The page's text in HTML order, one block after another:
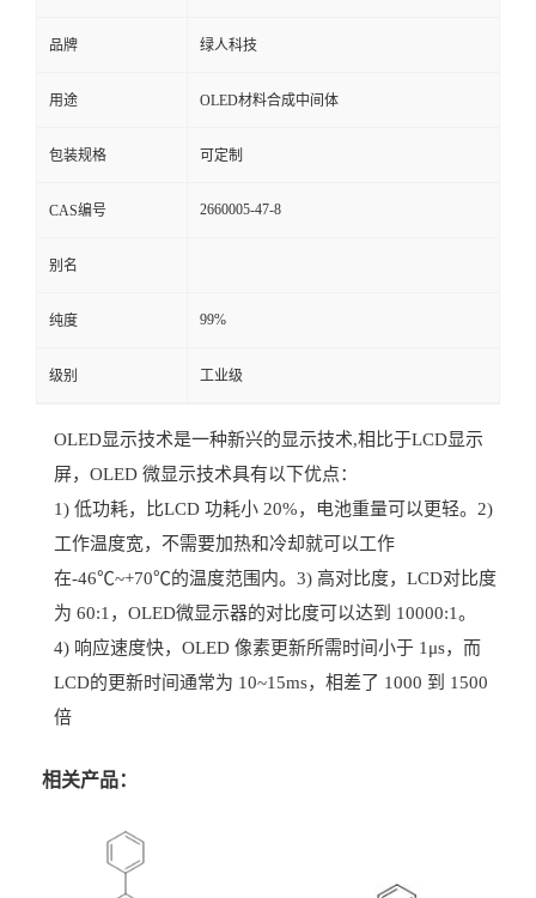
品牌 绿人科技
用途 OLED材料合成中间体
包装规格 可定制
CAS编号 2660005-47-8
别名
纯度 99%
级别 工业级
OLED显示技术是一种新兴的显示技术,相比于LCD显示
屏，OLED 微显示技术具有以下优点：
1) 低功耗，比LCD 功耗小 20%，电池重量可以更轻。2)
工作温度宽，不需要加热和冷却就可以工作
在-46℃~+70℃的温度范围内。3) 高对比度，LCD对比度
为 60:1，OLED微显示器的对比度可以达到 10000:1。
4) 响应速度快，OLED 像素更新所需时间小于 1μs，而
LCD的更新时间通常为 10~15ms，相差了 1000 到 1500
倍
相关产品：